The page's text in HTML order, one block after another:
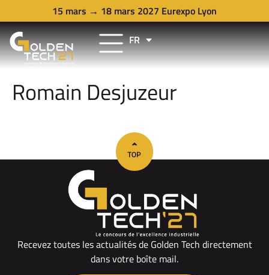
15 mars → 18 mars 2027 Eurexpo Lyon
FR
EN
Romain Desjuzeur
Recevez toutes les actualités de Golden Tech directement
dans votre boîte mail.